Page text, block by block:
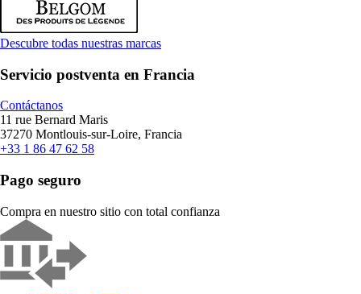
Descubre todas nuestras marcas
Servicio postventa en Francia
Contáctanos
11 rue Bernard Maris
37270 Montlouis-sur-Loire, Francia
+33 1 86 47 62 58
Pago seguro
Compra en nuestro sitio con total confianza